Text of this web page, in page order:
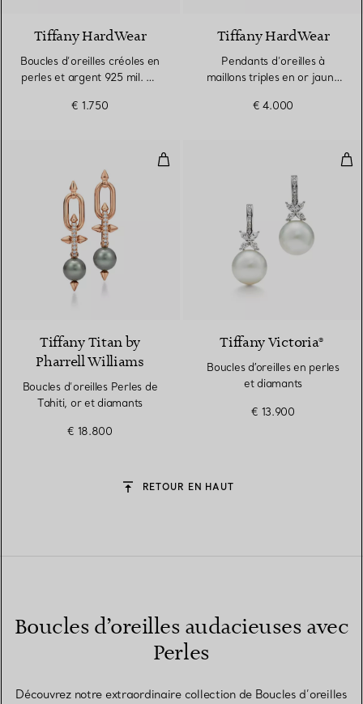
Tiffany HardWear
Boucles d’oreilles créoles en
perles et argent 925 mil. en
€ 1.750
Tiffany HardWear
Pendants d’oreilles à
maillons triples en or jaune
douce
€ 4.000
Boucles d’oreilles Perles de
Tiffany Titan by
Pharrell Williams
Boucles d’oreilles Perles de
Tahiti, or et diamants
€ 18.800
Tiffany Victoria®
Boucles d′oreilles en perles
et diamants
€ 13.900
RETOUR EN HAUT
Boucles d’oreilles audacieuses avec
Perles
Découvrez notre extraordinaire collection de Boucles d’oreilles